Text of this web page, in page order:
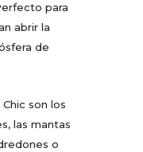
para
abrir la
de
son los
las mantas
o